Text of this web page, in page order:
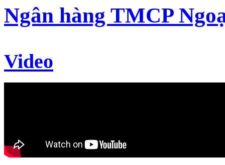
Ngân hàng TMCP
Video